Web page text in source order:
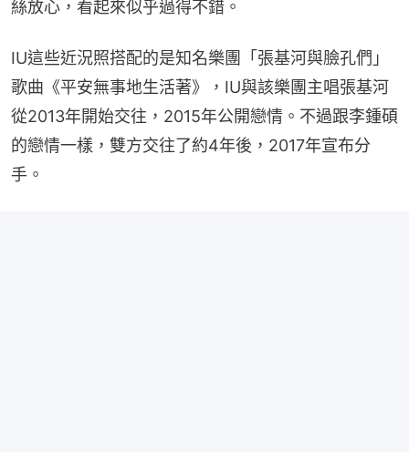
絲放心，看起來似乎過得不錯。
IU這些近況照搭配的是知名樂團「張基河與臉孔們」
歌曲《平安無事地生活著》，IU與該樂團主唱張基河
從2013年開始交往，2015年公開戀情。不過跟李鍾碩
的戀情一樣，雙方交往了約4年後，2017年宣布分
手。